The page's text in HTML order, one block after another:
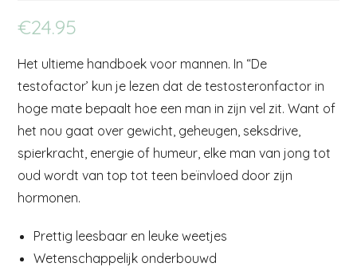
€24.95
Het ultieme handboek voor mannen. In “De
testofactor’ kun je lezen dat de testosteronfactor in
hoge mate bepaalt hoe een man in zijn vel zit. Want of
het nou gaat over gewicht, geheugen, seksdrive,
spierkracht, energie of humeur, elke man van jong tot
oud wordt van top tot teen beïnvloed door zijn
hormonen.
Prettig leesbaar en leuke weetjes
Wetenschappelijk onderbouwd